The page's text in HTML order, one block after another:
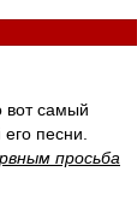
вот самый
песни.
просьба